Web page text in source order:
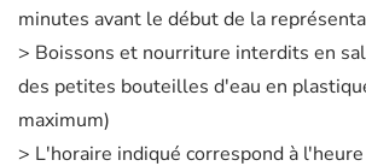
minutes avant le début de la
> Boissons et nourriture interdits en
des petites bouteilles d'eau en
maximum)
> L'horaire indiqué correspond à